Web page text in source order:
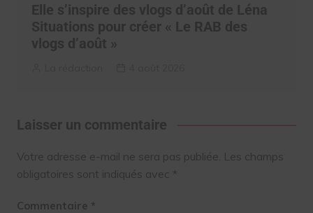
Elle s’inspire des vlogs d’août de Léna
Situations pour créer « Le RAB des
vlogs d’août »
Laisser un commentaire
Votre adresse e-mail ne sera pas publiée. Les champs
obligatoires sont indiqués avec *
Commentaire *